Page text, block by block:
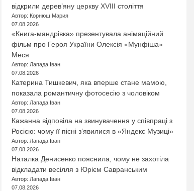
відкрили дерев’яну церкву XVIII століття
Автор: Корнюш Мария
07.08.2026
«Книга-мандрівка» презентувала анімаційний
фільм про Героя України Олексія «Мунфіша»
Меся
Автор: Лапада Іван
07.08.2026
Катерина Тишкевич, яка вперше стане мамою,
показала романтичну фотосесію з чоловіком
Автор: Лапада Іван
07.08.2026
Кажанна відповіла на звинувачення у співпраці з
Росією: чому її пісні з’явилися в «Яндекс Музиці»
Автор: Лапада Іван
07.08.2026
Наталка Денисенко пояснила, чому не захотіла
відкладати весілля з Юрієм Савранським
Автор: Лапада Іван
07.08.2026